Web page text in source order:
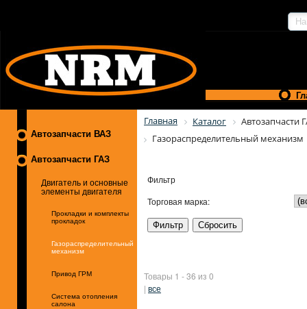
Автозапчасти ВАЗ
Автозапчасти ГАЗ
Двигатель и основные
элементы двигателя
Прокладки и комплекты
прокладок
Газораспределительный
механизм
Привод ГРМ
Система отопления
салона
Главная Каталог
Автозапчасти
Газораспределительный механизм
Фильтр
Торговая марка:
Товары 1 - 36 из 0
| все